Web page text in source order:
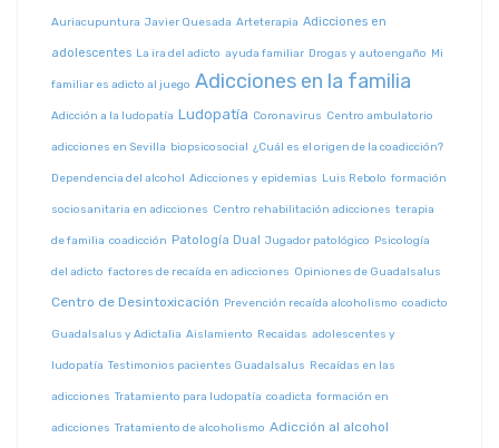
Auriacupuntura Javier Quesada Arteterapia Adicciones en
adolescentes La ira del adicto ayuda familiar Drogas y autoengaño Mi
familiar es adicto al juego Adicciones en la familia
Adicción a la ludopatía Ludopatía Coronavirus Centro ambulatorio
adicciones en Sevilla biopsicosocial ¿Cuál es el origen de la coadicción?
Dependencia del alcohol Adicciones y epidemias Luis Rebolo formación
sociosanitaria en adicciones Centro rehabilitación adicciones terapia
de familia coadicción Patología Dual Jugador patológico Psicología
del adicto factores de recaída en adicciones Opiniones de Guadalsalus
Centro de Desintoxicación Prevención recaída alcoholismo coadicto
Guadalsalus y Adictalia Aislamiento Recaidas adolescentes y
ludopatía Testimonios pacientes Guadalsalus Recaídas en las
adicciones Tratamiento para ludopatía coadicta formación en
adicciones Tratamiento de alcoholismo Adicción al alcohol